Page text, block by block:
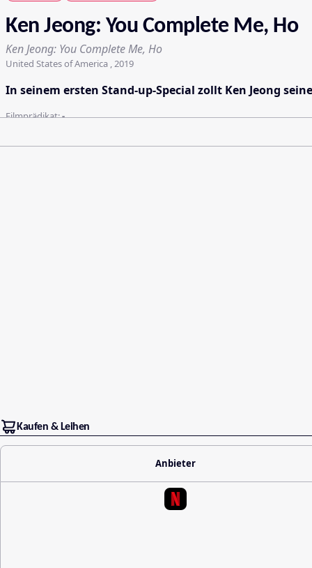
Ken Jeong: You Complete Me, Ho
Ken Jeong: You Complete Me, Ho
United States of America , 2019
In seinem ersten Stand-up-Special zollt Ken Jeong
Filmprädikat:-
Kaufen & Leihen
Anbieter